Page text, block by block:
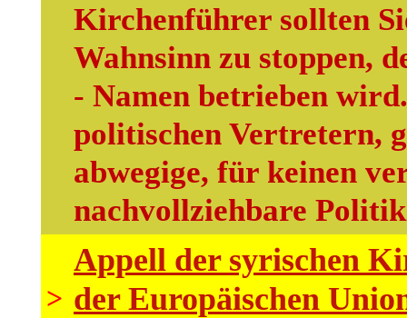
Kirchenführer sollten
Wahnsinn zu stoppen,
- Namen betrieben
politischen Vertretern,
abwegige, für keinen
nachvollziehbare
>
Appell der syrischen
der Europäischen